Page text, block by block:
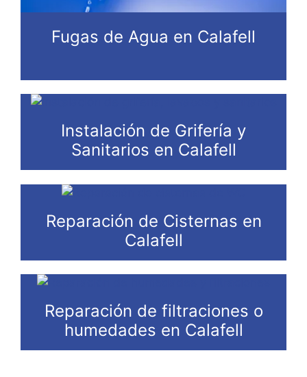
Fugas de Agua en Calafell
Instalación de Grifería y
Sanitarios en Calafell
Reparación de Cisternas en
Calafell
Reparación de filtraciones o
humedades en Calafell